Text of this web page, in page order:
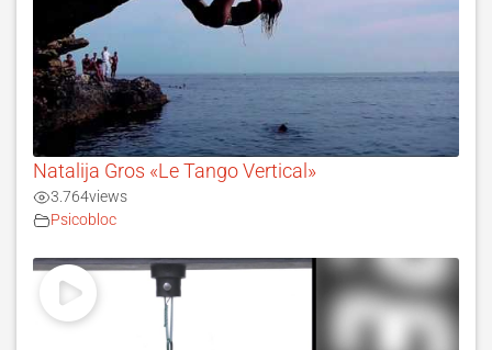
Natalija Gros «Le Tango Vertical»
3.764views
Psicobloc